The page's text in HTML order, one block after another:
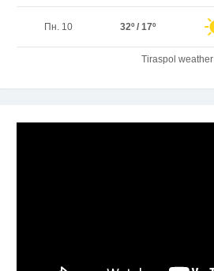
Пн. 10 32º / 17º
Tiraspol weather